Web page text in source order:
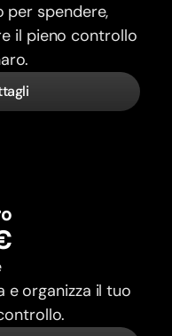
per spendere,
il pieno controllo
e organizza il tuo